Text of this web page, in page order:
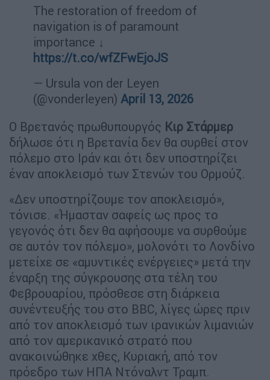
The restoration of freedom of
navigation is of paramount
importance ↓
https://t.co/wfZFwEjoJS
— Ursula von der Leyen
(@vonderleyen) April 13, 2026
Ο Βρετανός πρωθυπουργός Κιρ Στάρμερ
δήλωσε ότι η Βρετανία δεν θα συρθεί στον
πόλεμο στο Ιράν και ότι δεν υποστηρίζει
έναν αποκλεισμό των Στενών του Ορμούζ.
«Δεν υποστηρίζουμε τον αποκλεισμό»,
τόνισε. «Ήμασταν σαφείς ως προς το
γεγονός ότι δεν θα αφήσουμε να συρθούμε
σε αυτόν τον πόλεμο», μολονότι το Λονδίνο
μετείχε σε «αμυντικές ενέργειες» μετά την
έναρξη της σύγκρουσης στα τέλη του
Φεβρουαρίου, πρόσθεσε στη διάρκεια
συνέντευξής του στο BBC, λίγες ώρες πριν
από τον αποκλεισμό των ιρανικών λιμανιών
από τον αμερικανικό στρατό που
ανακοινώθηκε χθες, Κυριακή, από τον
πρόεδρο των ΗΠΑ Ντόναλντ Τραμπ.